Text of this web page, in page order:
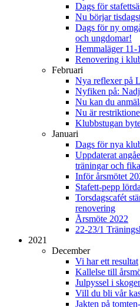
Dags för
Nu börjar
Dags för ny
och ungdomar!
Hemmaläger 11-
Renovering i
Februari
Nya reflexer på
Nyfiken på:
Nu kan du
Nu är
Klubbstugan
Januari
Dags för nya
Uppdaterat
träningar och fika
Inför årsmötet
Stafett-pepp
Torsdagscafét
renovering
Årsmöte 2022
22-23/1
2021
December
Vi har ett resultat
Kallelse till
Julpyssel i
Vill du bli vår
Jakten på